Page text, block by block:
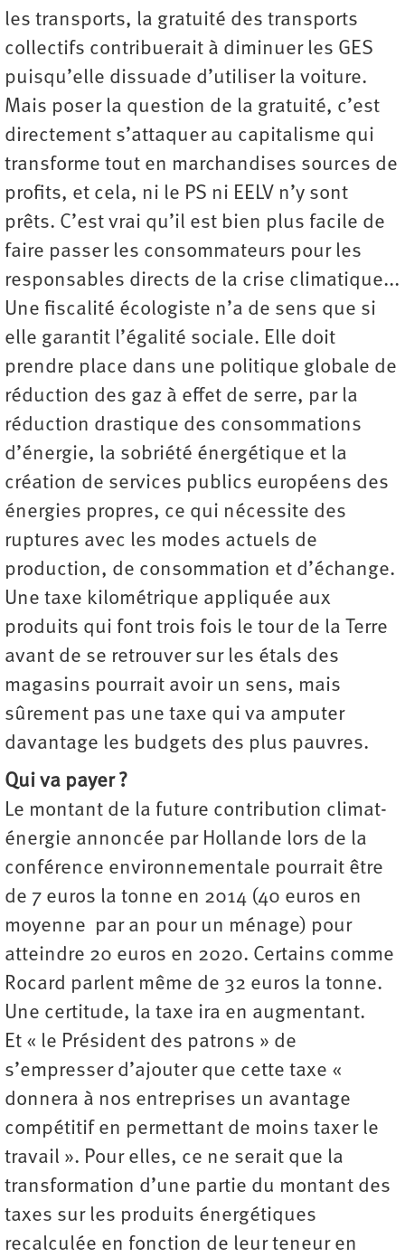
les transports, la gratuité des transports
collectifs contribuerait à diminuer les GES
puisqu’elle dissuade d’utiliser la voiture.
Mais poser la question de la gratuité, c’est
directement s’attaquer au capitalisme qui
transforme tout en marchandises sources de
profits, et cela, ni le PS ni EELV n’y sont
prêts. C’est vrai qu’il est bien plus facile de
faire passer les consommateurs pour les
responsables directs de la crise climatique...
Une fiscalité écologiste n’a de sens que si
elle garantit l’égalité sociale. Elle doit
prendre place dans une politique globale de
réduction des gaz à effet de serre, par la
réduction drastique des consommations
d’énergie, la sobriété énergétique et la
création de services publics européens des
énergies propres, ce qui nécessite des
ruptures avec les modes actuels de
production, de consommation et d’échange.
Une taxe kilométrique appliquée aux
produits qui font trois fois le tour de la Terre
avant de se retrouver sur les étals des
magasins pourrait avoir un sens, mais
sûrement pas une taxe qui va amputer
davantage les budgets des plus pauvres.
Qui va payer ?
Le montant de la future contribution climat-
énergie annoncée par Hollande lors de la
conférence environnementale pourrait être
de 7 euros la tonne en 2014 (40 euros en
moyenne par an pour un ménage) pour
atteindre 20 euros en 2020. Certains comme
Rocard parlent même de 32 euros la tonne.
Une certitude, la taxe ira en augmentant.
Et « le Président des patrons » de
s’empresser d’ajouter que cette taxe «
donnera à nos entreprises un avantage
compétitif en permettant de moins taxer le
travail ». Pour elles, ce ne serait que la
transformation d’une partie du montant des
taxes sur les produits énergétiques
recalculée en fonction de leur teneur en